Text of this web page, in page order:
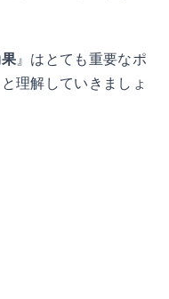
』はとても重要なポ
理解していきましょ